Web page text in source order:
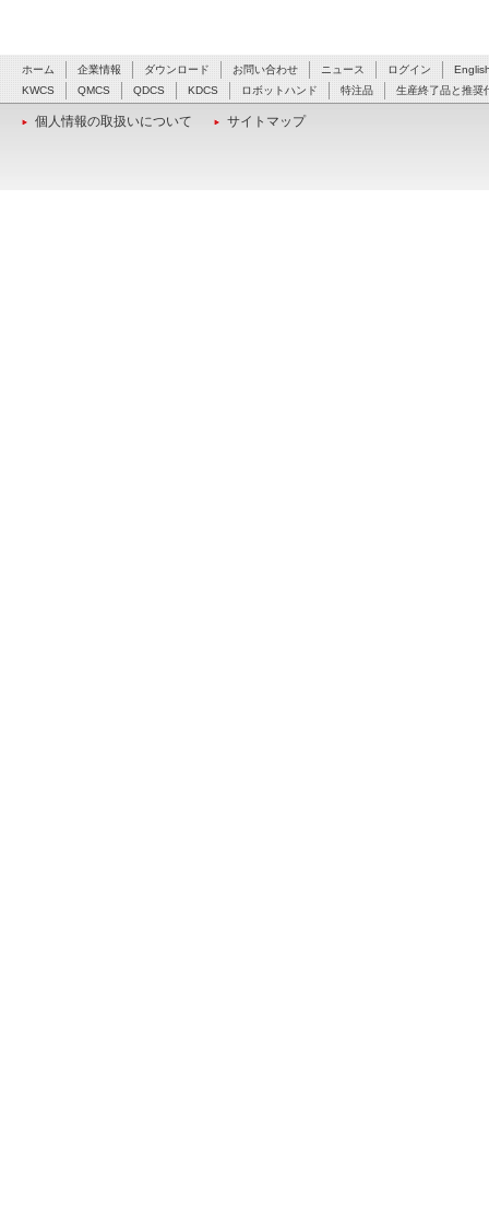
ホーム 企業情報 ダウンロード お問い合わせ ニュース ログイン
KWCS
QMCS QDCS KDCS ロボットハンド 特注品 生産終了品と推奨
個人情報の取扱いについて サイトマップ